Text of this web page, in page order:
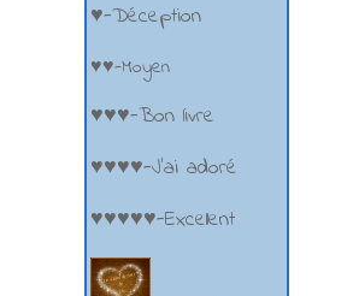
♥-Déception
♥♥-Moyen
♥♥♥-Bon livre
♥♥♥♥-J'ai adoré
♥♥♥♥♥-Excellent